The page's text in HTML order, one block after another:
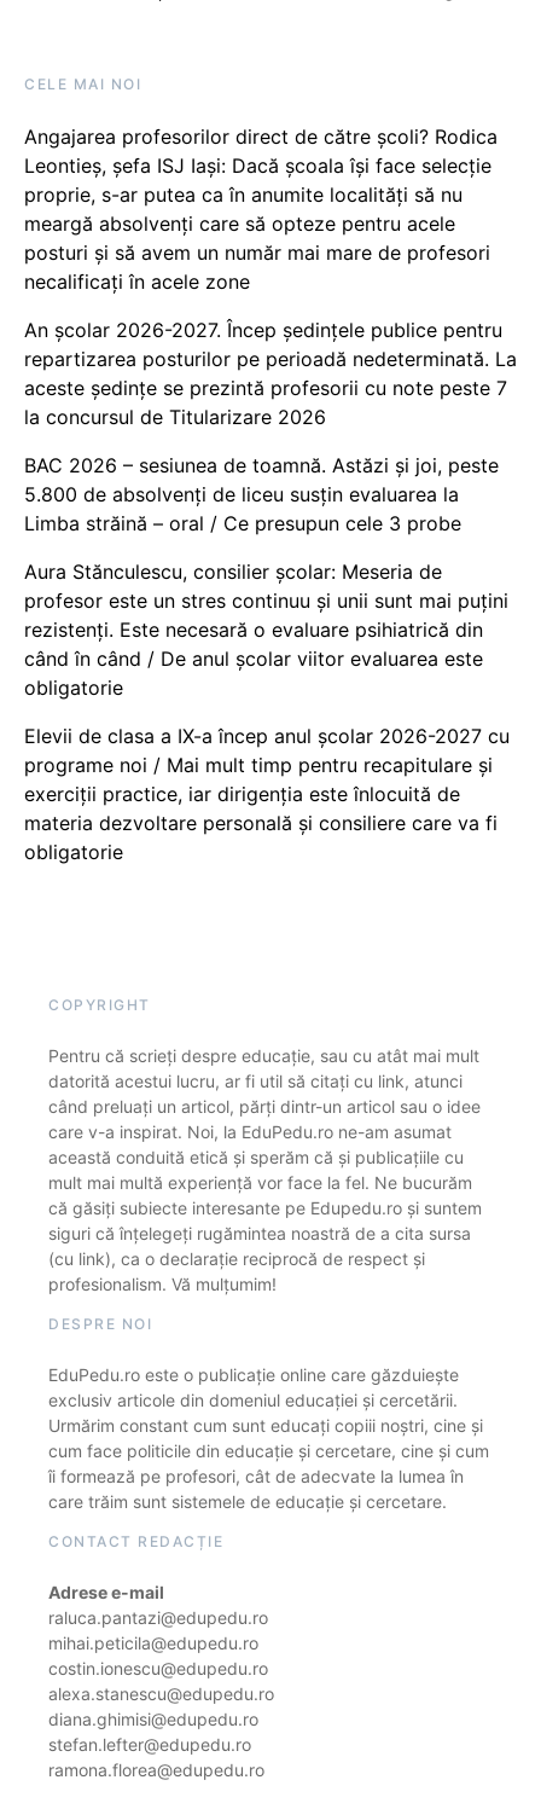
CELE MAI NOI
Angajarea profesorilor direct de către școli? Rodica
Leontieș, șefa ISJ Iași: Dacă școala își face selecție
proprie, s-ar putea ca în anumite localități să nu
meargă absolvenți care să opteze pentru acele
posturi și să avem un număr mai mare de profesori
necalificați în acele zone
An școlar 2026-2027. Încep ședințele publice pentru
repartizarea posturilor pe perioadă nedeterminată. La
aceste ședințe se prezintă profesorii cu note peste 7
la concursul de Titularizare 2026
BAC 2026 – sesiunea de toamnă. Astăzi și joi, peste
5.800 de absolvenți de liceu susțin evaluarea la
Limba străină – oral / Ce presupun cele 3 probe
Aura Stănculescu, consilier școlar: Meseria de
profesor este un stres continuu și unii sunt mai puțini
rezistenți. Este necesară o evaluare psihiatrică din
când în când / De anul școlar viitor evaluarea este
obligatorie
Elevii de clasa a IX-a încep anul școlar 2026-2027 cu
programe noi / Mai mult timp pentru recapitulare și
exerciții practice, iar dirigenția este înlocuită de
materia dezvoltare personală și consiliere care va fi
obligatorie
COPYRIGHT
Pentru că scrieți despre educație, sau cu atât mai mult
datorită acestui lucru, ar fi util să citați cu link, atunci
când preluați un articol, părți dintr-un articol sau o idee
care v-a inspirat. Noi, la EduPedu.ro ne-am asumat
această conduită etică și sperăm că și publicațiile cu
mult mai multă experiență vor face la fel. Ne bucurăm
că găsiți subiecte interesante pe Edupedu.ro și suntem
siguri că înțelegeți rugămintea noastră de a cita sursa
(cu link), ca o declarație reciprocă de respect și
profesionalism. Vă mulțumim!
DESPRE NOI
EduPedu.ro este o publicație online care găzduiește
exclusiv articole din domeniul educației și cercetării.
Urmărim constant cum sunt educați copiii noștri, cine și
cum face politicile din educație și cercetare, cine și cum
îi formează pe profesori, cât de adecvate la lumea în
care trăim sunt sistemele de educație și cercetare.
CONTACT REDACȚIE
Adrese e-mail
raluca.pantazi@edupedu.ro
mihai.peticila@edupedu.ro
costin.ionescu@edupedu.ro
alexa.stanescu@edupedu.ro
diana.ghimisi@edupedu.ro
stefan.lefter@edupedu.ro
ramona.florea@edupedu.ro